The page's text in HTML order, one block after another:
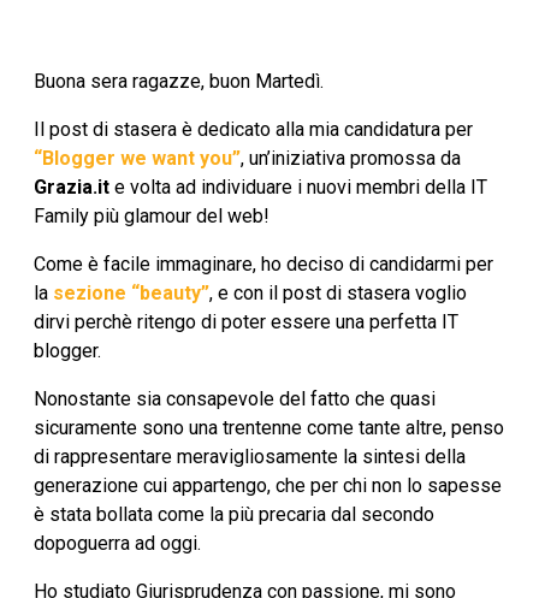
Buona sera ragazze, buon Martedì.
Il post di stasera è dedicato alla mia candidatura per
“Blogger we want you”, un’iniziativa promossa da
Grazia.it e volta ad individuare i nuovi membri della IT
Family più glamour del web!
Come è facile immaginare, ho deciso di candidarmi per
la sezione “beauty”, e con il post di stasera voglio
dirvi perchè ritengo di poter essere una perfetta IT
blogger.
Nonostante sia consapevole del fatto che quasi
sicuramente sono una trentenne come tante altre, penso
di rappresentare meravigliosamente la sintesi della
generazione cui appartengo, che per chi non lo sapesse
è stata bollata come la più precaria dal secondo
dopoguerra ad oggi.
Ho studiato Giurisprudenza con passione, mi sono